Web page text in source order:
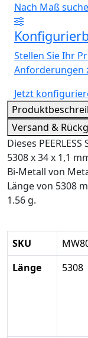
Nach Maß
Stellen Sie Ihr
Anforderungen
Jetzt
Versand &
Dieses
5308 x 34 x 1,1
Bi-Metall von
Länge von 5308
1.56 g.
SKU
Länge
5308